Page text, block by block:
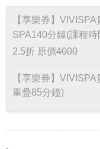
【享樂券】
SPA140分鐘(課程
2.5折 原價4000
【享樂券】
重疊85分鐘)